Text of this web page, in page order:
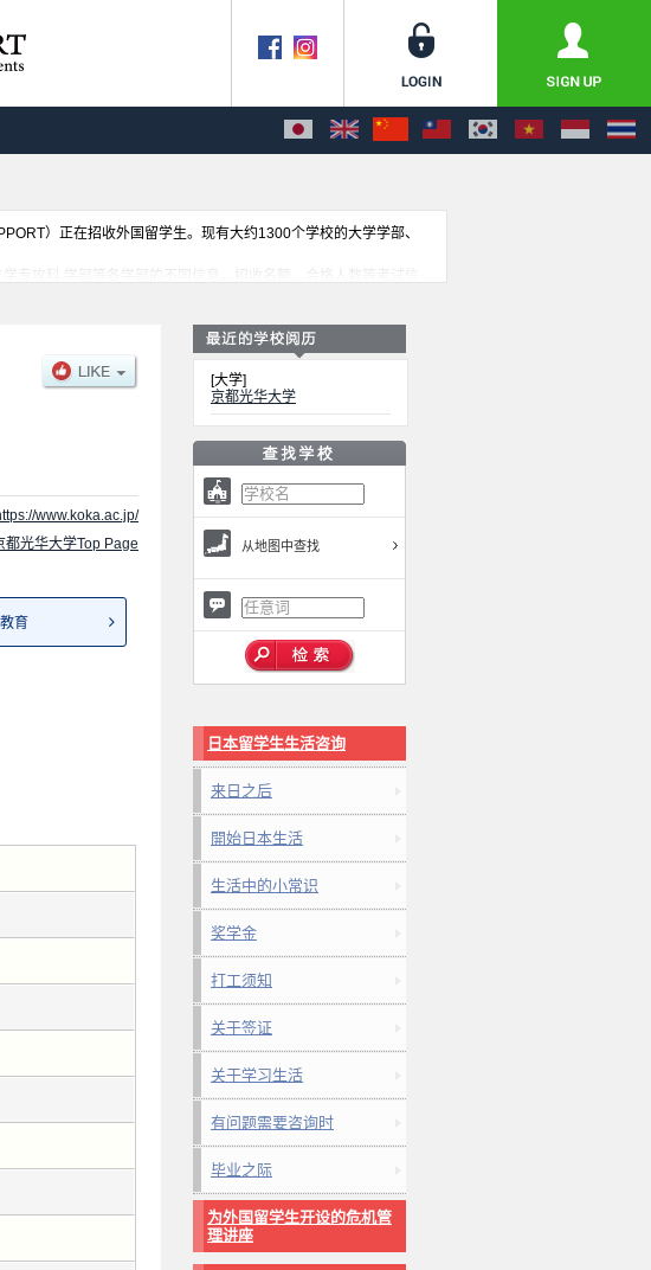
）正在招收外国留学生。现有大约1300个学校的大学学部、
专攻科 学部等各学部的不同信息。招收名额、合格人数等考试信
www.koka.ac.jp/
都光华大学Top Page
育
[大学]
京都光华大学
从地图中查找
日本留学生生活咨询
来日之后
開始日本生活
生活中的小常识
奖学金
打工须知
关于签证
关于学习生活
有问题需要咨询时
毕业之际
为外国留学生开设的危机管
理讲座